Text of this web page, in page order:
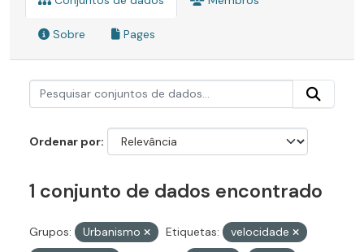
Sobre Pages
Ordenar por
1 conjunto de dados encontrado
Grupos: Urbanismo Etiquetas:
velocidade